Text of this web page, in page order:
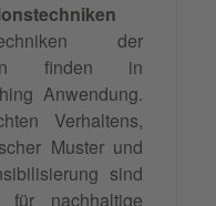
der
finden in
Anwendung.
Verhaltens,
Muster und
sind
für nachhaltige